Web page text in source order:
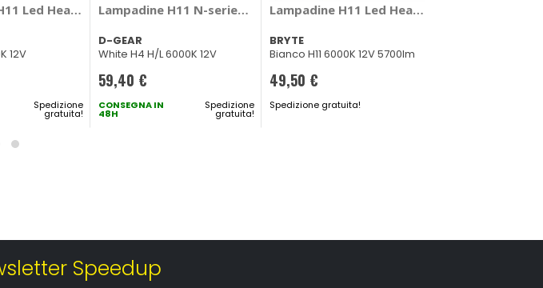
Led Headlight Conversion Kit V5 - D-GEAR
12V
Spedizione
gratuita!
Lampadine H11 N-series Led Headlight Direct Plug - D-GEAR
D-GEAR
White H4 H/L 6000K 12V
59,40 €
CONSEGNA IN
48H
Spedizione
gratuita!
Lampadine H11 Led Headlight Conversion Kit
BRYTE
Bianco H11 6000K 12V 5700lm
49,50 €
Spedizione gratuita!
Speedup